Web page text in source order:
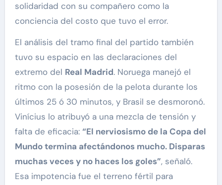
solidaridad con su compañero como la
conciencia del costo que tuvo el error.
El análisis del tramo final del partido también
tuvo su espacio en las declaraciones del
extremo del Real Madrid. Noruega manejó el
ritmo con la posesión de la pelota durante los
últimos 25 ó 30 minutos, y Brasil se desmoronó.
Vinícius lo atribuyó a una mezcla de tensión y
falta de eficacia: “El nerviosismo de la Copa del
Mundo termina afectándonos mucho. Disparas
muchas veces y no haces los goles”, señaló.
Esa impotencia fue el terreno fértil para